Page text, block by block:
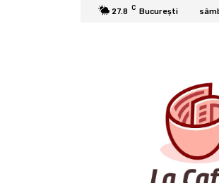
27.8 C București